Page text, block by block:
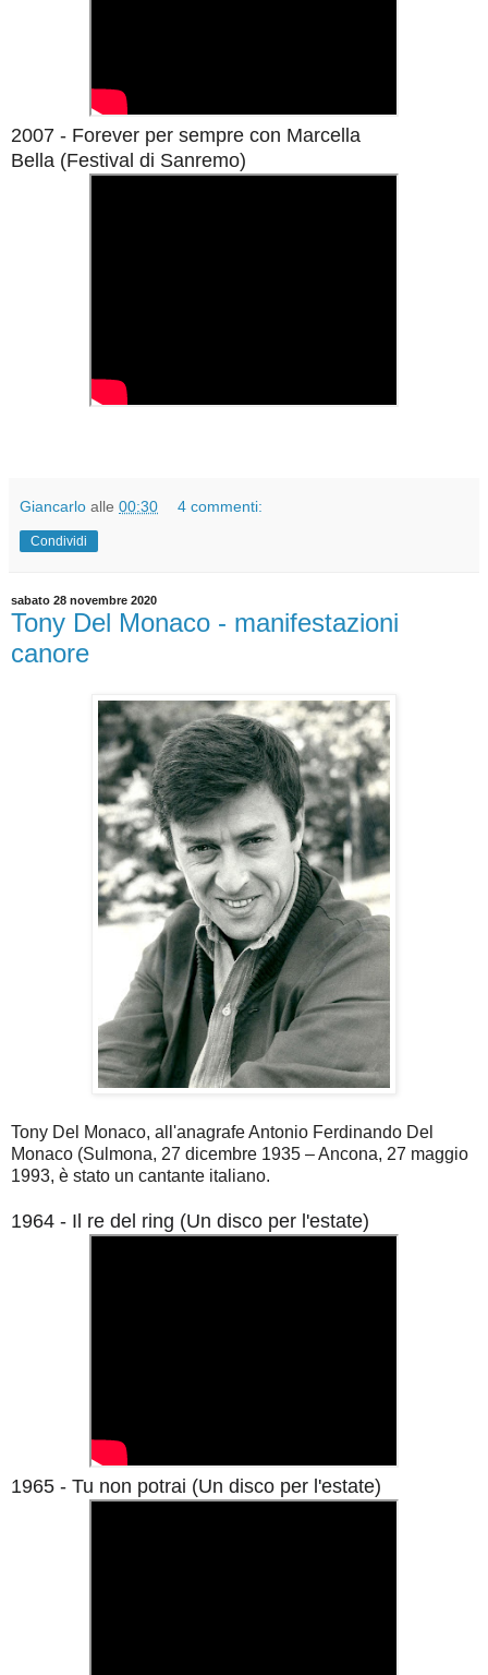
2007 - Forever per sempre con Marcella
Bella (Festival di Sanremo)
Giancarlo alle 00:30 4 commenti:
Condividi
sabato 28 novembre 2020
Tony Del Monaco - manifestazioni
canore
Tony Del Monaco, all'anagrafe Antonio Ferdinando Del
Monaco (Sulmona, 27 dicembre 1935 – Ancona, 27 maggio
1993, è stato un cantante italiano.
1964 - Il re del ring (Un disco per l'estate)
1965 - Tu non potrai (Un disco per l'estate)